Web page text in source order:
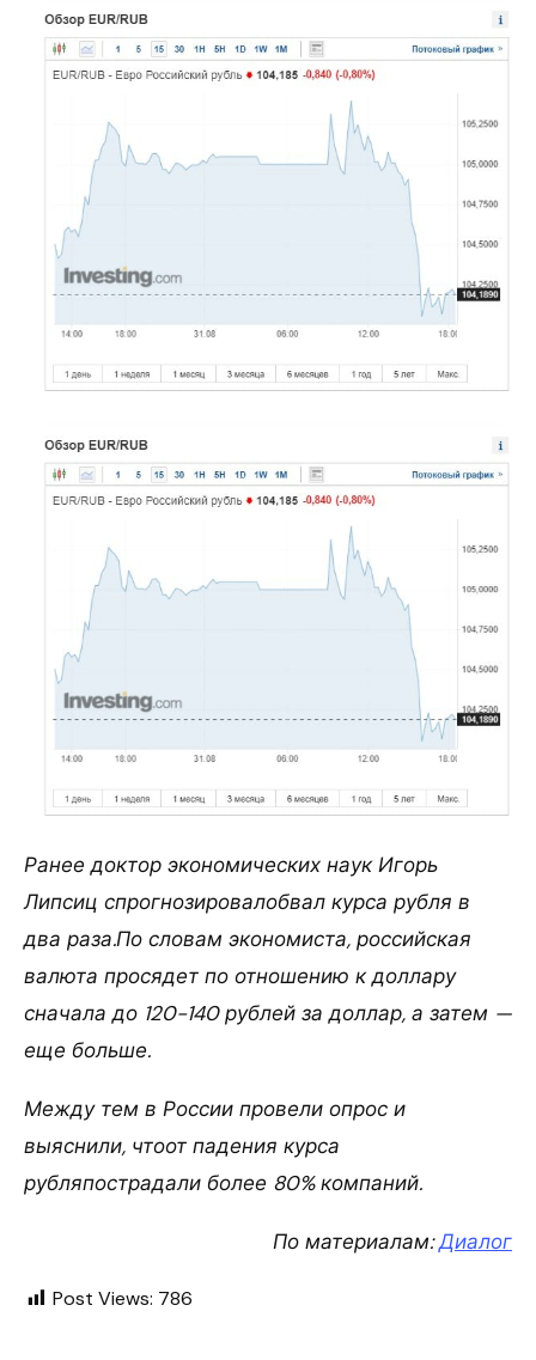
Ранее доктор экономических наук Игорь
Липсиц спрогнозировалобвал курса рубля в
два раза.По словам экономиста, российская
валюта просядет по отношению к доллару
сначала до 120-140 рублей за доллар, а затем —
еще больше.
Между тем в России провели опрос и
выяснили, чтоот падения курса
рубляпострадали более 80% компаний.
По материалам:Диалог
Post Views: 786